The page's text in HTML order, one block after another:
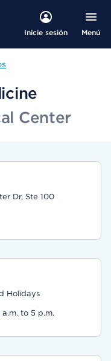
Inicie sesión Menú
Center
Dr, Ste 100
Holidays
to 5 p.m.